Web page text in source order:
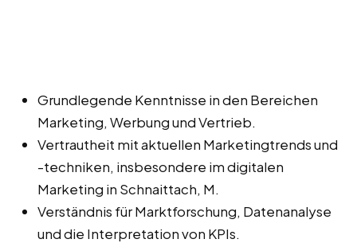
Grundlegende Kenntnisse in den Bereichen
Marketing, Werbung und Vertrieb.
Vertrautheit mit aktuellen Marketingtrends und
-techniken, insbesondere im digitalen
Marketing in Schnaittach, M.
Verständnis für Marktforschung, Datenanalyse
und die Interpretation von KPIs.